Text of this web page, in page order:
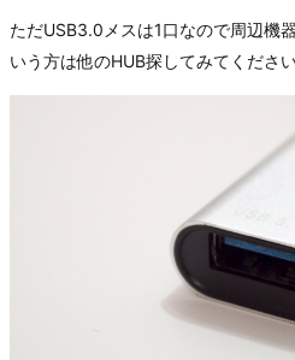
ただUSB3.0メスは1口なので周辺機
いう方は他のHUB探してみてください